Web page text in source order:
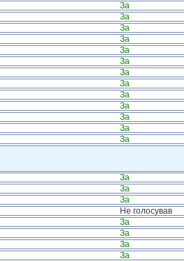
За
За
За
За
За
За
За
За
За
За
За
За
За
За
За
За
Не голосував
За
За
За
За